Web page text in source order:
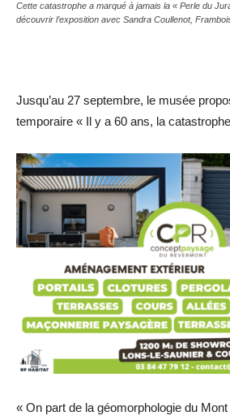
Cette catastrophe a marqué à jamais la « Perle du
découvrir l’exposition avec Sandra Coullenot,
Jusqu’au 27 septembre, le musée
temporaire « Il y a 60 ans, la
« On part de la géomorphologie du